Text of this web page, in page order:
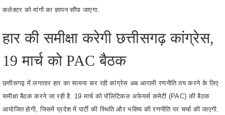
हार की समीक्षा करेगी छत्तीसगढ़ कांग्रेस,
19 मार्च को PAC बैठक
छत्तीसगढ़ में लगातार हार का सामना कर रही कांग्रेस अब आगामी रणनीति तय करने के लिए
समीक्षा बैठक करने जा रही है. 19 मार्च को पॉलिटिकल अफेयर्स कमेटी (PAC) की बैठक
आयोजित होगी, जिसमें प्रदेश में पार्टी की स्थिति और भविष्य की रणनीति पर चर्चा की जाएगी.
इस बैठक में PAC के सदस्य और अन्य वरिष्ठ नेता शामिल होंगे. इसके अलावा छत्तीसगढ़
कांग्रेस के तीनों प्रभारी सचिव भी बैठक का हिस्सा होंगे. संभावना है कि प्रदेश प्रभारी सचिन